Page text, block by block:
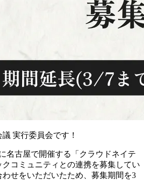
実行委員会です！
名古屋で開催する「クラウドネイテ
クコミュニティとの連携を募集してい
わせをいただいたため、募集期間を3